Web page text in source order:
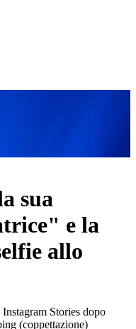
sua
e la
allo
Stories dopo
(coppettazione)